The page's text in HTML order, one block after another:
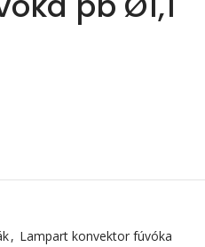
, Lampart konvektor fúvóka